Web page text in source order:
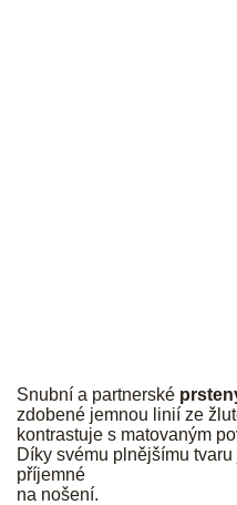
Snubní a partnerské
zdobené jemnou linií ze
kontrastuje s matovaným
Díky svému plnějšímu
příjemné
na nošení.